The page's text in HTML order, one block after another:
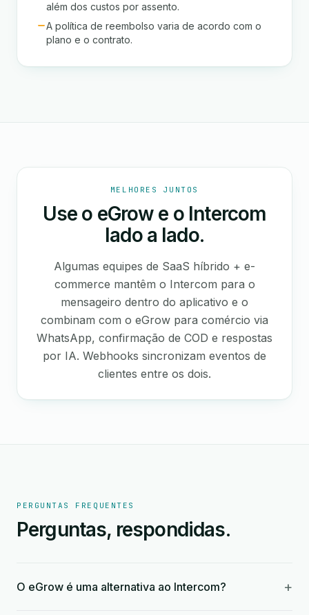
além dos custos por assento.
A política de reembolso varia de acordo com o
plano e o contrato.
MELHORES JUNTOS
Use o eGrow e o Intercom
lado a lado.
Algumas equipes de SaaS híbrido + e-
commerce mantêm o Intercom para o
mensageiro dentro do aplicativo e o
combinam com o eGrow para comércio via
WhatsApp, confirmação de COD e respostas
por IA. Webhooks sincronizam eventos de
clientes entre os dois.
PERGUNTAS FREQUENTES
Perguntas, respondidas.
O eGrow é uma alternativa ao Intercom? +